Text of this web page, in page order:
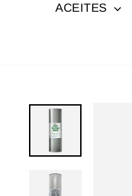
ACEITES